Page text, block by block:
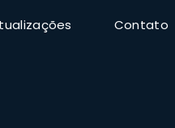
Contato